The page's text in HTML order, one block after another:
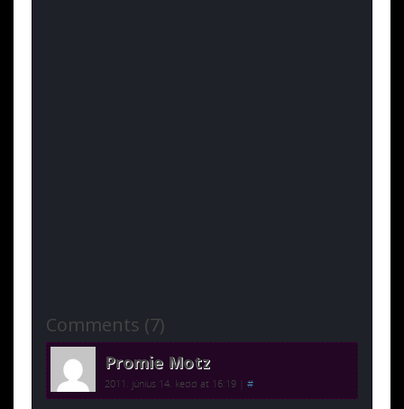
Comments (7)
Promie Motz
2011. június 14. kedd at 16:19 #